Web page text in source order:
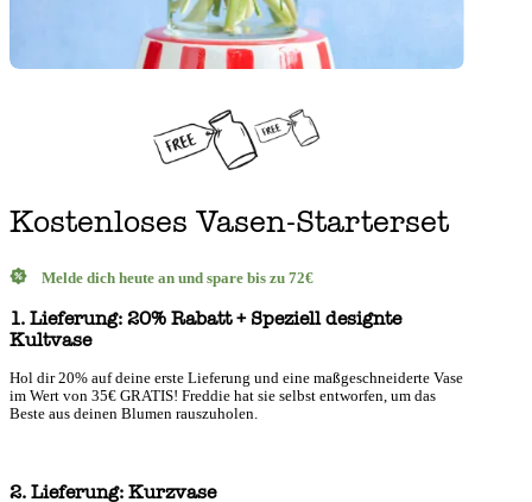
Kostenloses Vasen-Starterset
Melde dich heute an und spare bis zu 72€
1. Lieferung: 20% Rabatt + Speziell designte
Kultvase
Hol dir 20% auf deine erste Lieferung und eine maßgeschneiderte Vase
im Wert von 35€ GRATIS! Freddie hat sie selbst entworfen, um das
Beste aus deinen Blumen rauszuholen.
2. Lieferung: Kurzvase